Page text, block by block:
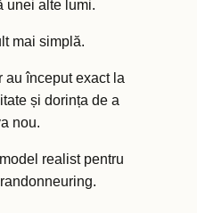
unei alte lumi.
mai simplă.
au început exact la
și dorința de a
nou.
realist pentru